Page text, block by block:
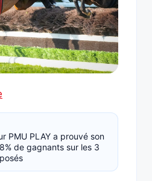
PMU PLAY a prouvé son
de gagnants sur les 3